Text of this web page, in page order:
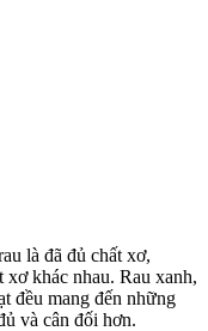
là đã đủ chất xơ,
xơ khác nhau. Rau xanh,
đều mang đến những
và cân đối hơn.